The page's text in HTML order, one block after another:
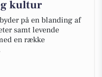
kultur
på en blanding af
samt levende
en række